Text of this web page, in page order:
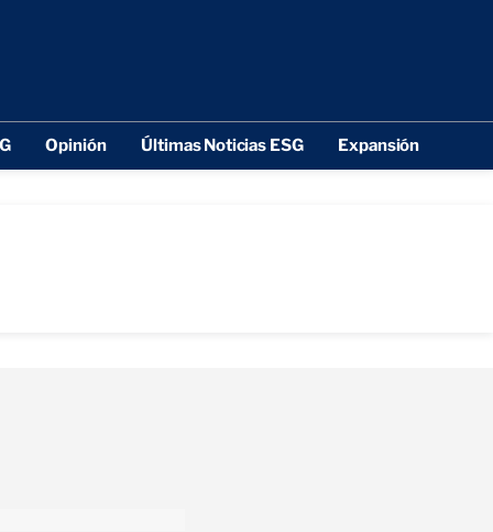
Opinión Últimas Noticias ESG Expansión